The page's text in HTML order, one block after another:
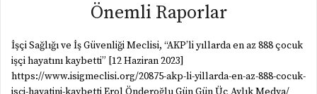
Önemli Raporlar
İşçi Sağlığı ve İş Güvenliği Meclisi, “AKP’li yıllarda en az 888 çocuk
işçi hayatını kaybetti” [12 Haziran 2023]
https://www.isigmeclisi.org/20875-akp-li-yillarda-en-az-888-cocuk-